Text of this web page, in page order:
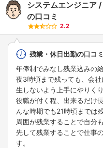
システムエンジニア
の口コミ
2.2
残業・休日出勤の口コミ
年俸制でみなし残業込みの
夜3時頃まで残っても、会
生しないよう上手にやりく
役職が付く程、出来るだけ
んな時期でも21時頃までは
周囲が残業することで自分
先して残業することで仕事
す。